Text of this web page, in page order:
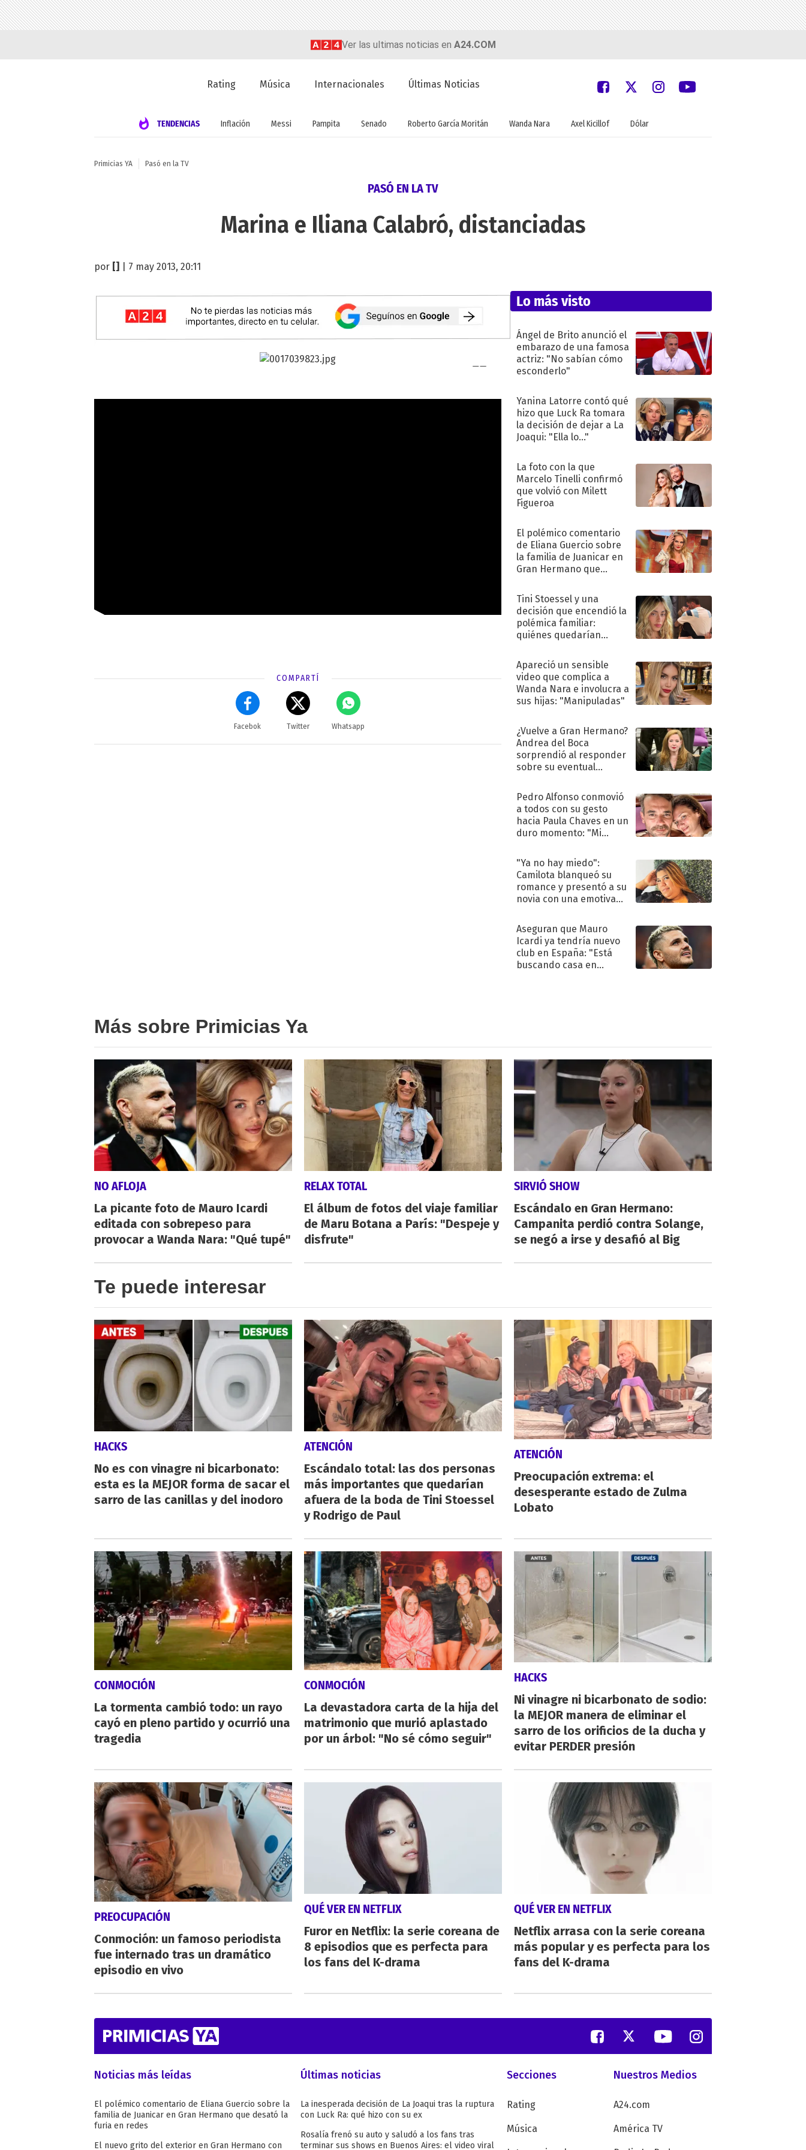
Ver las ultimas noticias en A24.COM
Rating Música Internacionales Últimas Noticias
TENDENCIAS Inflación Messi Pampita Senado Roberto García Moritán Wanda Nara Axel Kicillof Dólar
Primicias YA Pasó en la TV
PASÓ EN LA TV
Marina e Iliana Calabró, distanciadas
por | 7 may 2013, 20:11
COMPARTÍ
Facebok Twitter Whatsapp
Lo más visto
Ángel de Brito anunció el
embarazo de una famosa
actriz: "No sabían cómo
esconderlo"
Yanina Latorre contó qué
hizo que Luck Ra tomara
la decisión de dejar a La
Joaqui: "Ella lo..."
La foto con la que
Marcelo Tinelli confirmó
que volvió con Milett
Figueroa
El polémico comentario
de Eliana Guercio sobre
la familia de Juanicar en
Gran Hermano que
Tini Stoessel y una
decisión que encendió la
polémica familiar:
quiénes quedarían
Apareció un sensible
video que complica a
Wanda Nara e involucra a
sus hijas: "Manipuladas"
¿Vuelve a Gran Hermano?
Andrea del Boca
sorprendió al responder
sobre su eventual
Pedro Alfonso conmovió
a todos con su gesto
hacia Paula Chaves en un
duro momento: "Mi
terapéutico"
"Ya no hay miedo":
Camilota blanqueó su
romance y presentó a su
novia con una emotiva
Aseguran que Mauro
Icardi ya tendría nuevo
club en España: "Está
buscando casa en
Más sobre Primicias Ya
NO AFLOJA
La picante foto de Mauro Icardi
editada con sobrepeso para
provocar a Wanda Nara: "Qué tupé"
RELAX TOTAL
El álbum de fotos del viaje familiar
de Maru Botana a París: "Despeje y
disfrute"
SIRVIÓ SHOW
Escándalo en Gran Hermano:
Campanita perdió contra Solange,
se negó a irse y desafió al Big
Te puede interesar
HACKS
No es con vinagre ni bicarbonato:
esta es la MEJOR forma de sacar el
sarro de las canillas y del inodoro
ATENCIÓN
Escándalo total: las dos personas
más importantes que quedarían
afuera de la boda de Tini Stoessel
y Rodrigo de Paul
ATENCIÓN
Preocupación extrema: el
desesperante estado de Zulma
Lobato
CONMOCIÓN
La tormenta cambió todo: un rayo
cayó en pleno partido y ocurrió una
tragedia
CONMOCIÓN
La devastadora carta de la hija del
matrimonio que murió aplastado
por un árbol: "No sé cómo seguir"
HACKS
Ni vinagre ni bicarbonato de sodio:
la MEJOR manera de eliminar el
sarro de los orificios de la ducha y
evitar PERDER presión
PREOCUPACIÓN
Conmoción: un famoso periodista
fue internado tras un dramático
episodio en vivo
QUÉ VER EN NETFLIX
Furor en Netflix: la serie coreana de
8 episodios que es perfecta para
los fans del K-drama
QUÉ VER EN NETFLIX
Netflix arrasa con la serie coreana
más popular y es perfecta para los
fans del K-drama
Noticias más leídas
El polémico comentario de Eliana Guercio sobre la
familia de Juanicar en Gran Hermano que desató la
furia en redes
El nuevo grito del exterior en Gran Hermano con
Últimas noticias
La inesperada decisión de La Joaqui tras la ruptura
con Luck Ra: qué hizo con su ex
Rosalía frenó su auto y saludó a los fans tras
terminar sus shows en Buenos Aires: el video viral
Secciones
Rating
Música
Nuestros Medios
A24.com
América TV